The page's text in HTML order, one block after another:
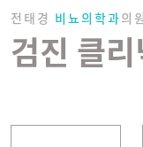
전태경 비뇨의학과의원
검진 클리